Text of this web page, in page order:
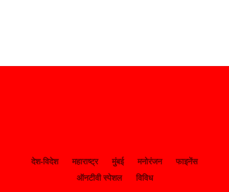
देश-विदेश महाराष्ट्र मुंबई मनोरंजन
फाइनेंस
ऑनटीवी स्पेशल
विविध